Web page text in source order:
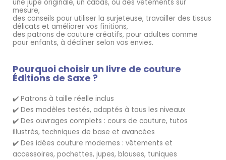
une jupe originale, un cabas, ou des vêtements sur
mesure,
des conseils pour utiliser la surjeteuse, travailler des tissus
délicats et améliorer vos finitions,
des patrons de couture créatifs, pour adultes comme
pour enfants, à décliner selon vos envies.
Pourquoi choisir un livre de couture
Éditions de Saxe ?
✔️ Patrons à taille réelle inclus
✔️ Des modèles testés, adaptés à tous les niveaux
✔️ Des ouvrages complets : cours de couture, tutos
illustrés, techniques de base et avancées
✔️ Des idées couture modernes : vêtements et
accessoires, pochettes, jupes, blouses, tuniques